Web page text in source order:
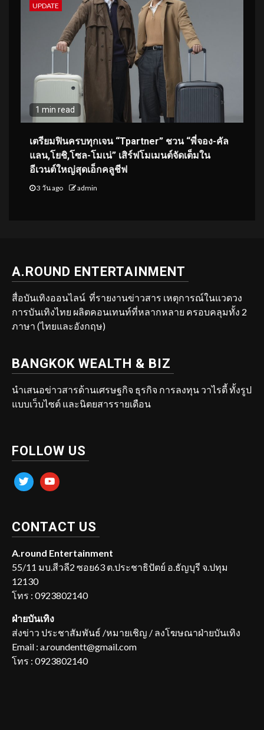
UPDATE
1 min read
เตรียมฟินครบทุกเจน “Tpartner” ชวน “พี่จอง-คัล
แลน,โยชิ,โซล-โมเน่” เสิร์ฟโมเมนต์จัดเต็มใน
อีเวนต์ใหญ่สุดเอ็กคลูชีฟ
3 วัน ago admin
A.ROUND ENTERTAINMENT
สื่อบันเทิงออนไลน์ ที่รายงานข่าวสาร เหตุการณ์ในแวดวง
การบันเทิงไทย ผลิตคอนเทนท์ที่หลากหลาย ครอบคลุมทั้ง 2
ภาษา (ไทยและอังกฤษ)
BANGKOK WEALTH & BIZ
นำเสนอข่าวสารด้านเศรษฐกิจ ธุรกิจ การลงทุน วาไรตี้ ทั้งรูป
แบบเว็บไซต์ และนิตยสารรายเดือน
FOLLOW US
twitter youtube
CONTACT US
A.round Entertainment
55/11 มบ.สีวลี2 ซอย63 ต.ประชาธิปัตย์ อ.ธัญบุรี จ.ปทุม
12130
โทร : 0923802140
ฝ่ายบันเทิง
ส่งข่าว ประชาสัมพันธ์ /หมายเชิญ / ลงโฆษณาฝ่ายบันเทิง
Email : a.roundentt@gmail.com
โทร : 0923802140